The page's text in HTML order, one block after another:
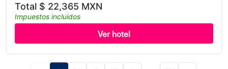
Total $ 22,365 MXN
Impuestos incluidos
Ver hotel